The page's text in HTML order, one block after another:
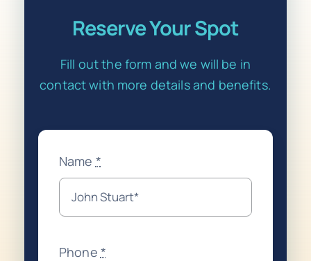
Reserve Your Spot
Fill out the form and we will be in
contact with more details and benefits.
Name *
Phone *